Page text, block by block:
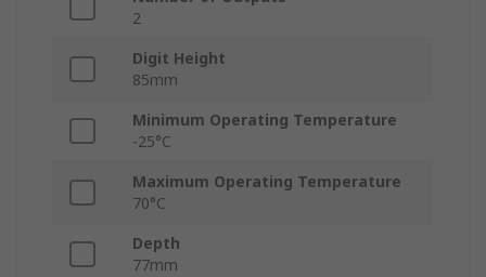
2
Digit Height
85mm
Minimum Operating Temperature
-25°C
Maximum Operating Temperature
70°C
Depth
77mm